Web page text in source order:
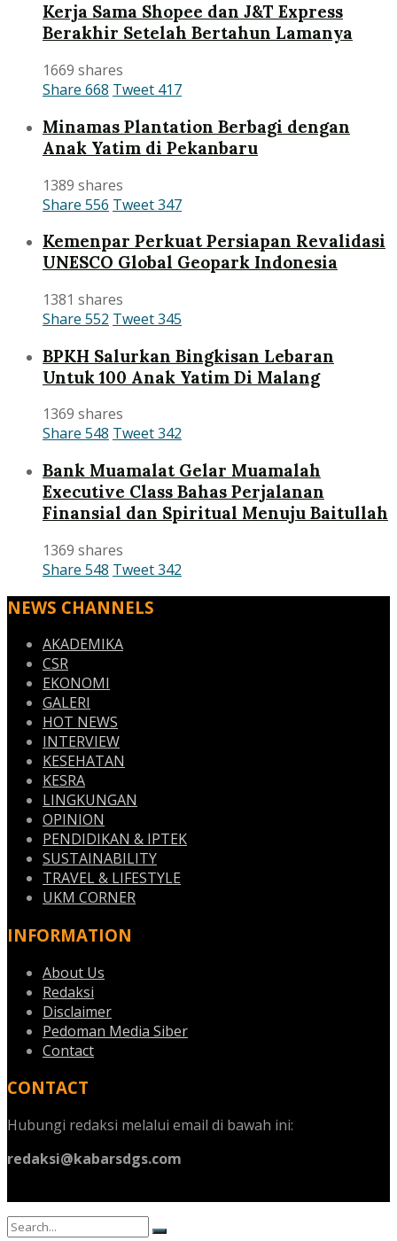
Kerja Sama Shopee dan J&T Express
Berakhir Setelah Bertahun Lamanya
1669 shares
Share 668 Tweet 417
Minamas Plantation Berbagi dengan
Anak Yatim di Pekanbaru
1389 shares
Share 556 Tweet347
Kemenpar Perkuat Persiapan Revalidasi
UNESCO Global Geopark Indonesia
1381 shares
Share 552 Tweet345
BPKH Salurkan Bingkisan Lebaran
Untuk 100 Anak Yatim Di Malang
1369 shares
Share 548 Tweet342
Bank Muamalat Gelar Muamalah
Executive Class Bahas Perjalanan
Finansial dan Spiritual Menuju Baitullah
1369 shares
Share 548 Tweet342
NEWS CHANNELS
AKADEMIKA
CSR
EKONOMI
GALERI
HOT NEWS
INTERVIEW
KESEHATAN
KESRA
LINGKUNGAN
OPINION
PENDIDIKAN & IPTEK
SUSTAINABILITY
TRAVEL & LIFESTYLE
UKM CORNER
INFORMATION
About Us
Redaksi
Disclaimer
Pedoman Media Siber
Contact
CONTACT
Hubungi redaksi melalui email di bawah ini:
redaksi@kabarsdgs.com